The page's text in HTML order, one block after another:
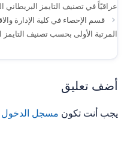
عراقيًاً في تصنيف التايمز البريطاني
قسم الإحصاء في كلية الإدارة
المرتبة الأولى بحسب تصنيف التايمز
أضف تعليق
يجب أنت تكون مسجل الدخول